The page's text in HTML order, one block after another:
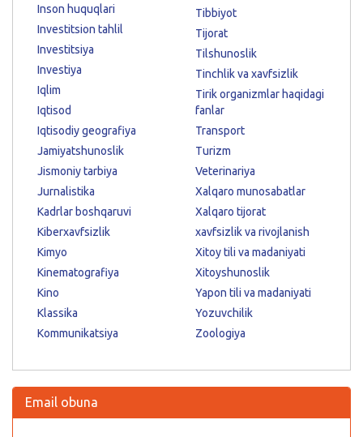
Inson huquqlari
Investitsion tahlil
Investitsiya
Investiya
Iqlim
Iqtisod
Iqtisodiy geografiya
Jamiyatshunoslik
Jismoniy tarbiya
Jurnalistika
Kadrlar boshqaruvi
Kiberxavfsizlik
Kimyo
Kinematografiya
Kino
Klassika
Kommunikatsiya
Tibbiyot
Tijorat
Tilshunoslik
Tinchlik va xavfsizlik
Tirik organizmlar haqidagi
fanlar
Transport
Turizm
Veterinariya
Xalqaro munosabatlar
Xalqaro tijorat
xavfsizlik va rivojlanish
Xitoy tili va madaniyati
Xitoyshunoslik
Yapon tili va madaniyati
Yozuvchilik
Zoologiya
Email obuna